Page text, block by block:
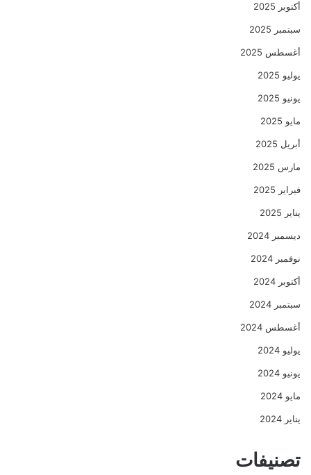
أكتوبر 2025
سبتمبر 2025
أغسطس 2025
يوليو 2025
يونيو 2025
مايو 2025
أبريل 2025
مارس 2025
فبراير 2025
يناير 2025
ديسمبر 2024
نوفمبر 2024
أكتوبر 2024
سبتمبر 2024
أغسطس 2024
يوليو 2024
يونيو 2024
مايو 2024
يناير 2024
تصنيفات